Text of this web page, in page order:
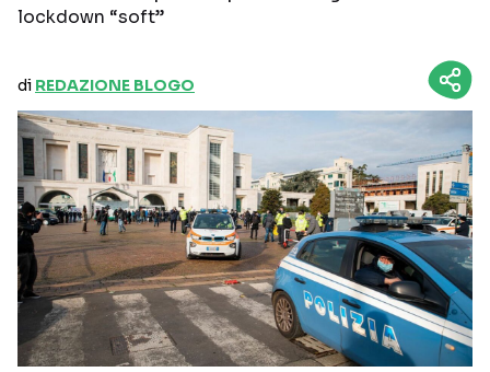
lockdown “soft”
di REDAZIONE BLOGO